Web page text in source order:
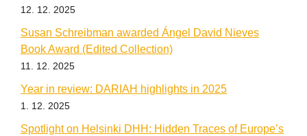
12. 12. 2025
Susan Schreibman awarded Ángel David Nieves
Book Award (Edited Collection)
11. 12. 2025
Year in review: DARIAH highlights in 2025
1. 12. 2025
Spotlight on Helsinki DHH: Hidden Traces of Europe’s